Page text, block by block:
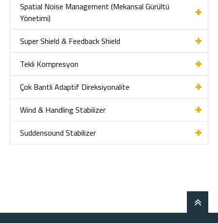
Spatial Noise Management (Mekansal Gürültü
Yönetimi)
Super Shield & Feedback Shield
Tekli Kompresyon
Çok Bantli Adaptif Direksiyonalite
Wind & Handling Stabilizer
Suddensound Stabilizer